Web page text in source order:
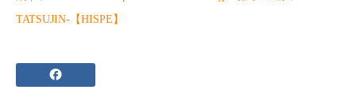
TATSUJIN-【HISPE】